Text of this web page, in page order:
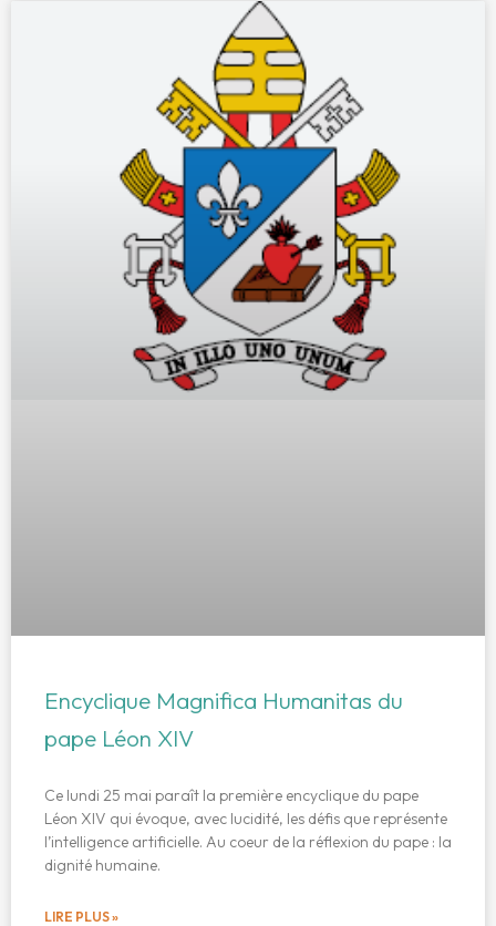
Encyclique Magnifica Humanitas du
pape Léon XIV
Ce lundi 25 mai paraît la première encyclique du pape
Léon XIV qui évoque, avec lucidité, les défis que représente
l’intelligence artificielle. Au coeur de la réflexion du pape : la
dignité humaine.
LIRE PLUS »